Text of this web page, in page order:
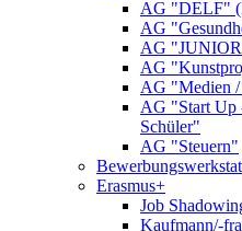
AG "DELF"
AG
AG
AG
AG "Medien
AG "Start Up
Schüler"
AG "Steuern"
Erasmus+
Job
Kaufmann/-